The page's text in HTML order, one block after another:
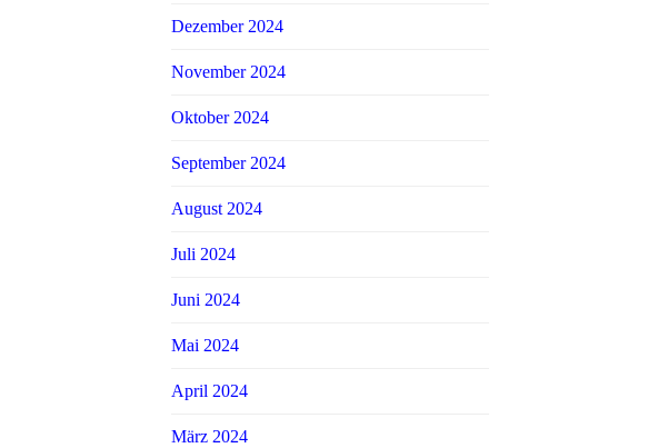
Dezember 2024
November 2024
Oktober 2024
September 2024
August 2024
Juli 2024
Juni 2024
Mai 2024
April 2024
März 2024